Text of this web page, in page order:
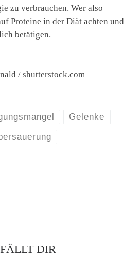
zu verbrauchen. Wer also
Proteine in der Diät achten und
betätigen.
/ shutterstock.com
Gelenke
DIR